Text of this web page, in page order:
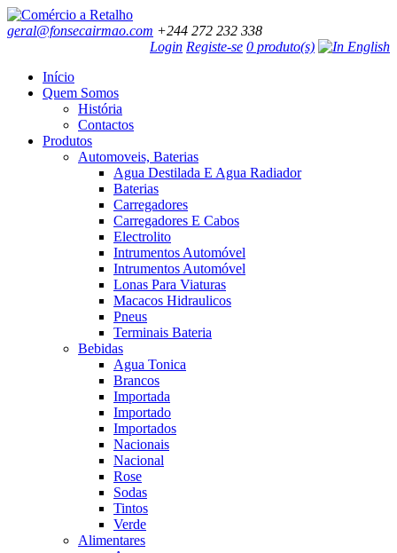
geral@fonsecairmao.com +244 272 232 338
Login Registe-se 0 produto(s)
Início
Quem Somos
História
Contactos
Produtos
Automoveis, Baterias
Agua Destilada E Agua Radiador
Baterias
Carregadores
Carregadores E Cabos
Electrolito
Intrumentos Automóvel
Intrumentos Automóvel
Lonas Para Viaturas
Macacos Hidraulicos
Pneus
Terminais Bateria
Bebidas
Agua Tonica
Brancos
Importada
Importado
Importados
Nacionais
Nacional
Rose
Sodas
Tintos
Verde
Alimentares